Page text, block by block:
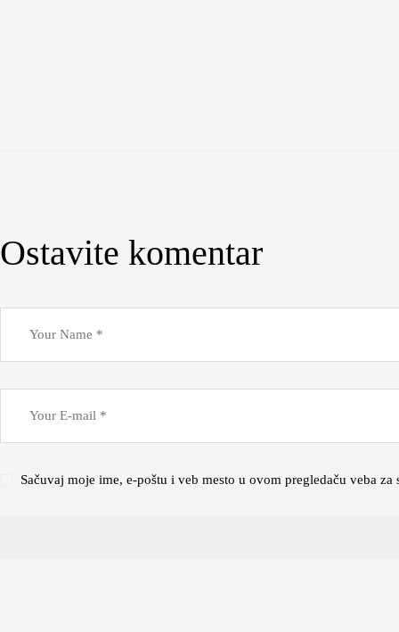
Ostavite komentar
Sačuvaj moje ime, e-poštu i veb mesto u ovom pregledaču veba za